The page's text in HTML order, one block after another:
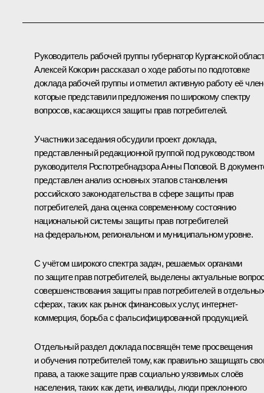
Руководитель рабочей группы губернатор Курганской
Алексей Кокоринрассказал о ходе работы по подготовке
доклада рабочей группы и отметил активную работу её
которые представили предложения по широкому спектру
вопросов, касающихся защиты прав потребителей.
Участники заседания обсудили проект доклада,
представленный редакционной группой под руководством
руководителя Роспотребнадзора Анны Поповой. В
представлен анализ основных этапов становления
российского законодательства в сфере защиты прав
потребителей, дана оценка современному состоянию
национальной системы защиты прав потребителей
на федеральном, региональном и муниципальном уровне.
С учётом широкого спектра задач, решаемых органами
по защите прав потребителей, выделены актуальные
совершенствования защиты прав потребителей в
сферах, таких как рынок финансовых услуг, интернет-
коммерция, борьба с фальсифицированной продукцией.
Отдельный раздел доклада посвящён теме просвещения
и обучения потребителей тому, как правильно защищать
права, а также защите прав социально уязвимых слоёв
населения, таких как дети, инвалиды, люди преклонного